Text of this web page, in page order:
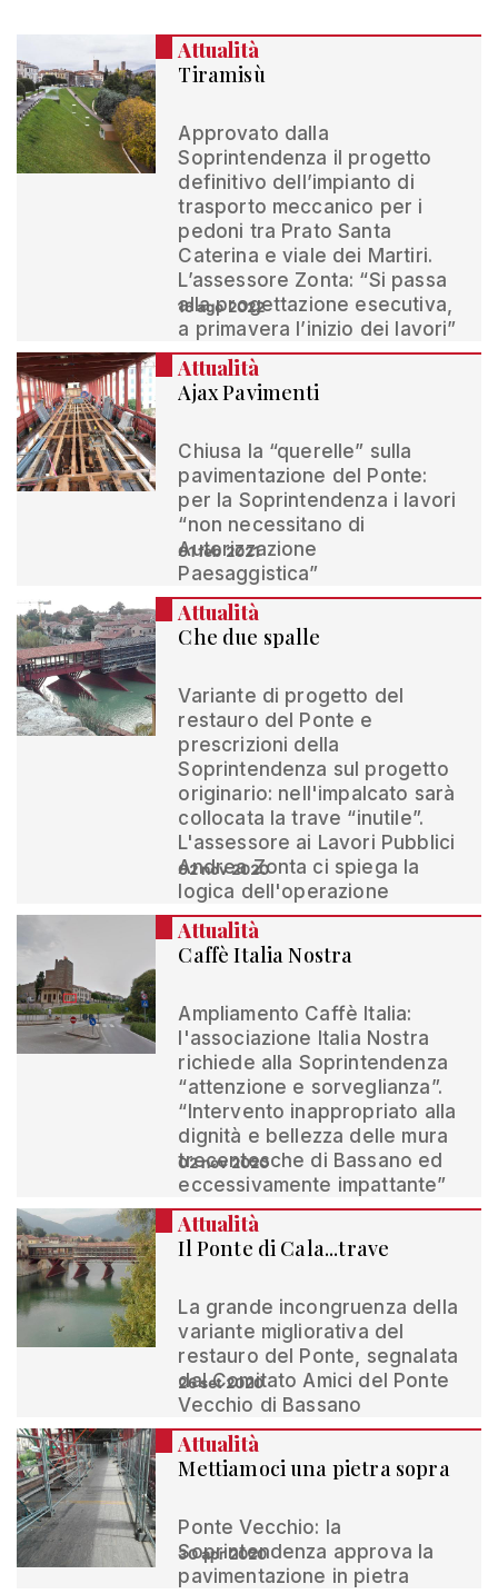
Attualità
Tiramisù
Approvato dalla
Soprintendenza il progetto
definitivo dell’impianto di
trasporto meccanico per i
pedoni tra Prato Santa
Caterina e viale dei Martiri.
L’assessore Zonta: “Si passa
alla progettazione esecutiva,
a primavera l’inizio dei lavori”
16 ago 2022
Attualità
Ajax Pavimenti
Chiusa la “querelle” sulla
pavimentazione del Ponte:
per la Soprintendenza i lavori
“non necessitano di
Autorizzazione
Paesaggistica”
01 feb 2021
Attualità
Che due spalle
Variante di progetto del
restauro del Ponte e
prescrizioni della
Soprintendenza sul progetto
originario: nell'impalcato sarà
collocata la trave “inutile”.
L'assessore ai Lavori Pubblici
Andrea Zonta ci spiega la
logica dell'operazione
02 nov 2020
Attualità
Caffè Italia Nostra
Ampliamento Caffè Italia:
l'associazione Italia Nostra
richiede alla Soprintendenza
“attenzione e sorveglianza”.
“Intervento inappropriato alla
dignità e bellezza delle mura
trecentesche di Bassano ed
eccessivamente impattante”
02 nov 2020
Attualità
Il Ponte di Cala...trave
La grande incongruenza della
variante migliorativa del
restauro del Ponte, segnalata
dal Comitato Amici del Ponte
Vecchio di Bassano
26 set 2020
Attualità
Mettiamoci una pietra sopra
Ponte Vecchio: la
Soprintendenza approva la
pavimentazione in pietra
30 apr 2020